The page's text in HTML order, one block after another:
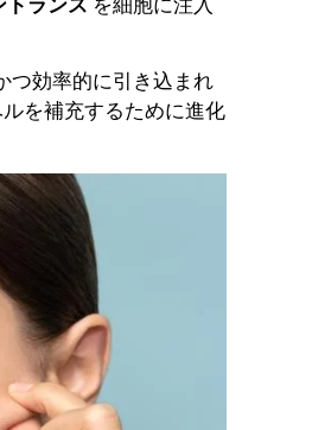
トランス を細胞に注入
つ効率的に引き込まれ
を補充するために進化